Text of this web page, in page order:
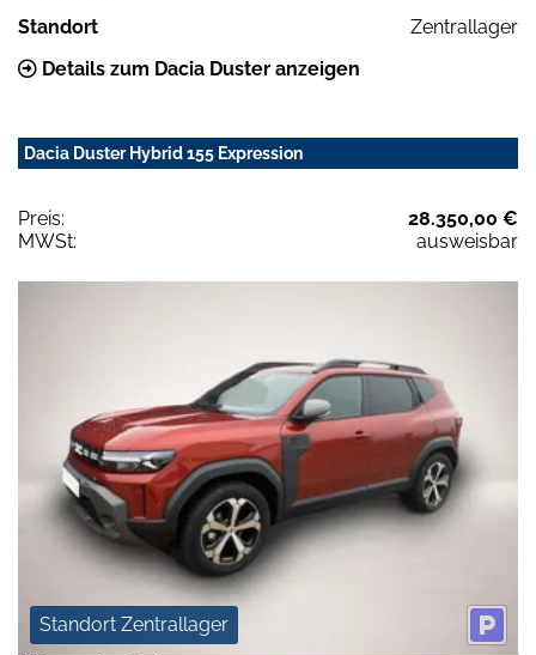
Standort
Zentrallager
Details zum Dacia Duster anzeigen
Dacia Duster Hybrid 155 Expression
Preis:
28.350,00 €
MWSt:
ausweisbar
Standort Zentrallager